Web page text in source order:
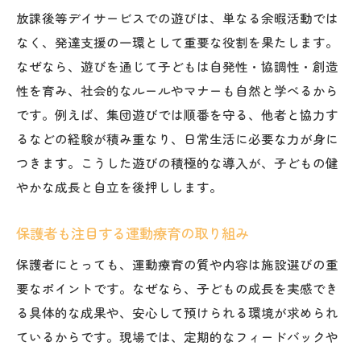
放課後等デイサービスでの遊びは、単なる余暇活動では
なく、発達支援の一環として重要な役割を果たします。
なぜなら、遊びを通じて子どもは自発性・協調性・創造
性を育み、社会的なルールやマナーも自然と学べるから
です。例えば、集団遊びでは順番を守る、他者と協力す
るなどの経験が積み重なり、日常生活に必要な力が身に
つきます。こうした遊びの積極的な導入が、子どもの健
やかな成長と自立を後押しします。
保護者も注目する運動療育の取り組み
保護者にとっても、運動療育の質や内容は施設選びの重
要なポイントです。なぜなら、子どもの成長を実感でき
る具体的な成果や、安心して預けられる環境が求められ
ているからです。現場では、定期的なフィードバックや